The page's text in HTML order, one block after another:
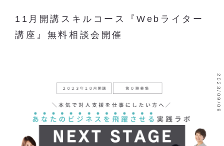
11月開講スキルコース『Webライター
講座』無料相談会開催
2023/09/09